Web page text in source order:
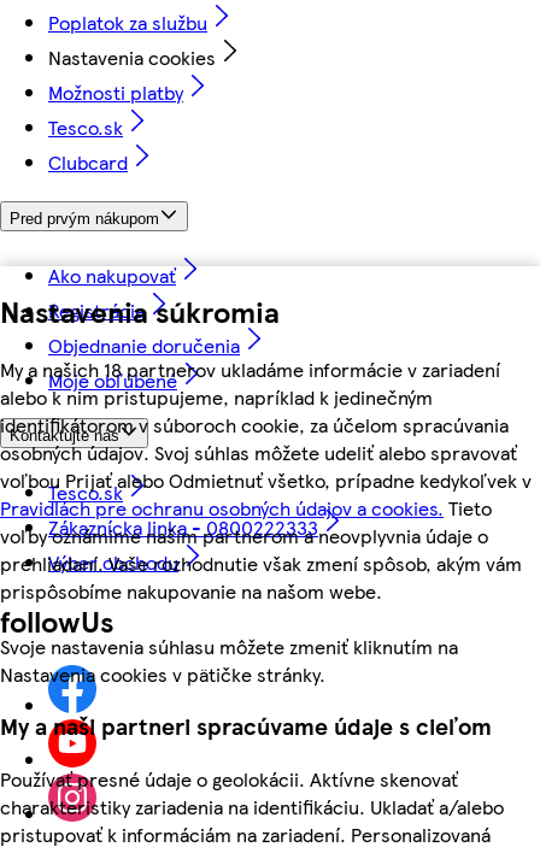
Nastavenia súkromia
My a našich 18 partnerov ukladáme informácie v zariadení
alebo k nim pristupujeme, napríklad k jedinečným
identifikátorom v súboroch cookie, za účelom spracúvania
osobných údajov. Svoj súhlas môžete udeliť alebo spravovať
voľbou Prijať alebo Odmietnuť všetko, prípadne kedykoľvek v
Pravidlách pre ochranu osobných údajov a cookies. Tieto
voľby oznámime našim partnerom a neovplyvnia údaje o
prehliadaní. Vaše rozhodnutie však zmení spôsob, akým vám
prispôsobíme nakupovanie na našom webe.
Svoje nastavenia súhlasu môžete zmeniť kliknutím na
Nastavenia cookies v pätičke stránky.
My a naši partneri spracúvame údaje s cieľom
Používať presné údaje o geolokácii. Aktívne skenovať
charakteristiky zariadenia na identifikáciu. Ukladať a/alebo
pristupovať k informáciám na zariadení. Personalizovaná
Poplatok za službu
Nastavenia cookies
Možnosti platby
Tesco.sk
Clubcard
Pred prvým nákupom
Ako nakupovať
Registrácia
Objednanie doručenia
Moje obľúbené
Kontaktujte nás
Tesco.sk
Zákaznícka linka - 0800222333
Výber obchodu
followUs